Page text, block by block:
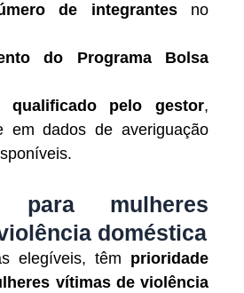
de integrantesno
do Programa Bolsa
qualificado pelo gestor,
em dados de averiguação
para mulheres
doméstica
elegíveis, têm prioridade
vítimas de violência